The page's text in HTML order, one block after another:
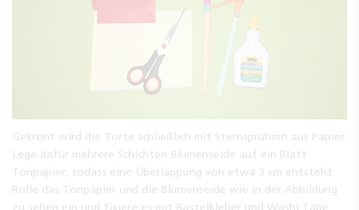
Gekrönt wird die Torte schließlich mit Sternsprühern aus Papier.
Lege dafür mehrere Schichten Blumenseide auf ein Blatt
Tonpapier, sodass eine Überlappung von etwa 3 cm entsteht.
Rolle das Tonpapier und die Blumenseide wie in der Abbildung
zu sehen ein und fixiere es mit Bastelkleber und Washi Tape.